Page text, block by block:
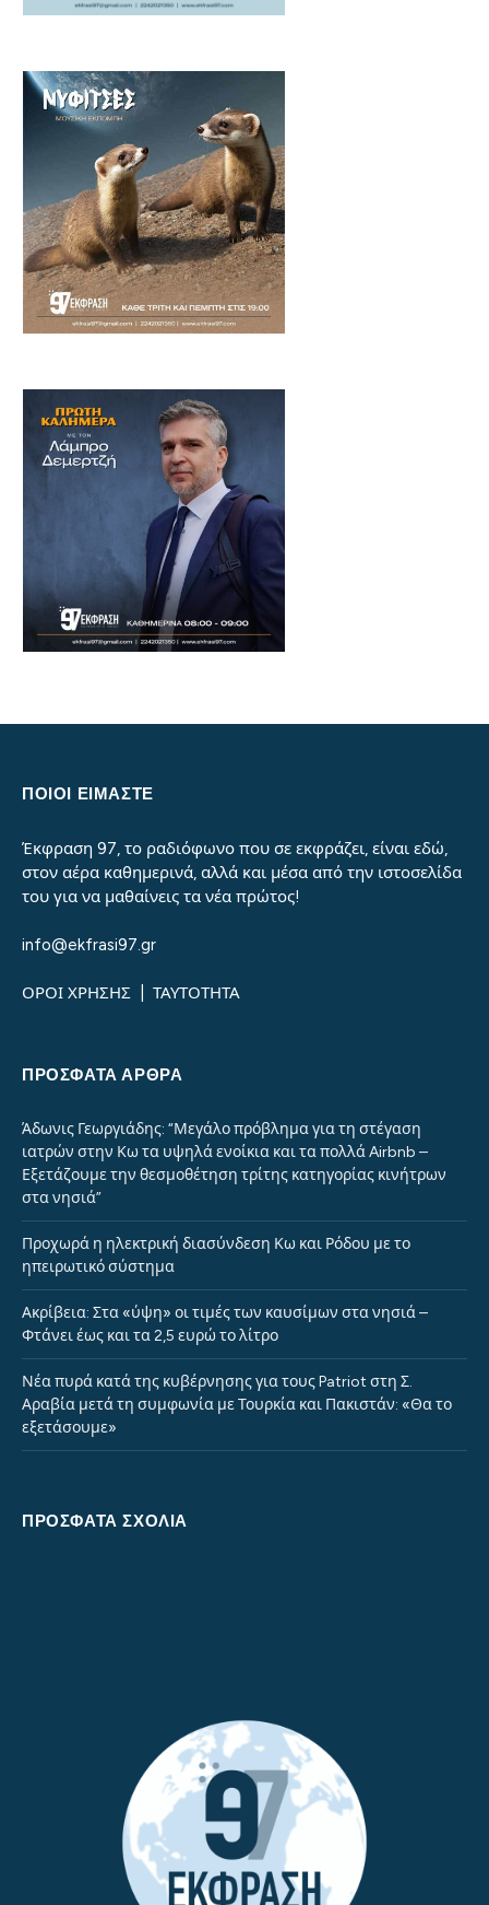
ΠΟΙΟΙ ΕΙΜΑΣΤΕ
Έκφραση 97, το ραδιόφωνο που σε εκφράζει, είναι εδώ,
στον αέρα καθημερινά, αλλά και μέσα από την ιστοσελίδα
του για να μαθαίνεις τα νέα πρώτος!
info@ekfrasi97.gr
ΟΡΟΙ ΧΡΗΣΗΣ ΤΑΥΤΟΤΗΤΑ
ΠΡΌΣΦΑΤΑ ΆΡΘΡΑ
Άδωνις Γεωργιάδης: “Μεγάλο πρόβλημα για τη στέγαση
ιατρών στην Κω τα υψηλά ενοίκια και τα πολλά Airbnb –
Εξετάζουμε την θεσμοθέτηση τρίτης κατηγορίας κινήτρων
στα νησιά”
Προχωρά η ηλεκτρική διασύνδεση Κω και Ρόδου με το
ηπειρωτικό σύστημα
Ακρίβεια: Στα «ύψη» οι τιμές των καυσίμων στα νησιά –
Φτάνει έως και τα 2,5 ευρώ το λίτρο
Νέα πυρά κατά της κυβέρνησης για τους Patriot στη Σ.
Αραβία μετά τη συμφωνία με Τουρκία και Πακιστάν: «Θα το
εξετάσουμε»
ΠΡΌΣΦΑΤΑ ΣΧΌΛΙΑ